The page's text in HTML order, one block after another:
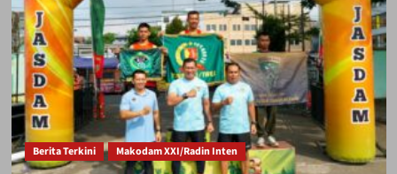
Berita Terkini Makodam XXI/Radin Inten